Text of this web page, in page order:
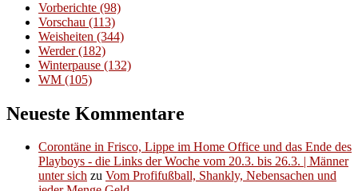
Vorberichte (98)
Vorschau (113)
Weisheiten (344)
Werder(182)
Winterpause (132)
WM (105)
Neueste Kommentare
Corontäne in Frisco, Lippe im Home Office und das Ende des
Playboys - die Links der Woche vom 20.3. bis 26.3. | Männer
unter sich zu Vom Profifußball, Shankly, Nebensachen und